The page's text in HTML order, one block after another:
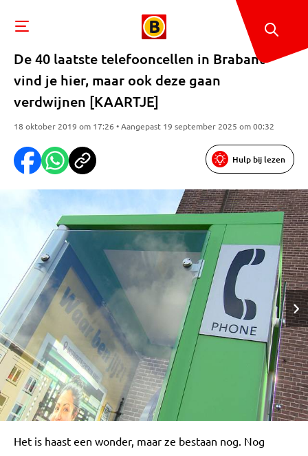
De 40 laatste telefooncellen in Brabant
vind je hier, maar ook deze gaan
verdwijnen [KAARTJE]
18 oktober 2019 om 17:26 • Aangepast 19 september 2025 om 00:32
Hulp bij lezen
Het is haast een wonder, maar ze bestaan nog. Nog